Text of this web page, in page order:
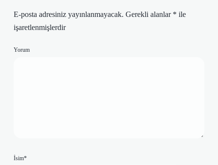
E-posta adresiniz yayınlanmayacak. Gerekli alanlar * ile
işaretlenmişlerdir
Yorum
İsim*